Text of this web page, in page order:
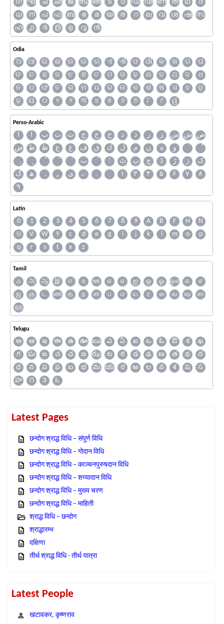
ഗ
ഘ ച ഛ ജ ഝ ഞ ട ഠ ഡ ഢ ണ ത ഥ
ദ
ധ
ന പ ഫ ബ ഭ മ യ ര റ ല വ ശ ഷ
സ
ഹ
൧ ൪ ൫ ൭ ൮ ൯
Odia
ଅ ଆ ଇ ଈ ଉ ଊ ଋ ଏ ଐ ଓ ଔ କ ଖ ଗ
ଘ
ଙ
ଚ ଛ ଜ ଝ ଞ ଟ ଠ ଡ ଢ ଣ ତ ଥ ଦ
ଧ
ନ
ପ ଫ ବ ଭ ମ ଯ ର ଲ ଳ ଶ ଷ ସ ହ
ଡ଼
ଢ଼
ୟ ୦ ୧ ୨ ୩ ୪ ୫ ୬ ୭ ୮ ୯ ୱ
Perso-Arabic
آ ا ب ت ث ج ح خ د ذ ر ز س ش ص
ض
ط ظ ع غ ف ق ك ل م ن ه
و
ٮ
ٲ ٹ پ چ ڈ ڑ ژ
ک
گ
ھ ہ ۄ ی ے ۔ ۱ ۳ ۴ ۵ ۶ ۷
۸
۹
Latin
0 1 2 3 4 5 6 7 8 9 A B F H
N
U
V W Y c d e g i j k l m o
p
q
r s t x z
Tamil
ஃ அ ஆ இ ஈ உ ஊ எ ஏ ஐ ஒ ஓ ஔ க
ச
ஜ
ஞ ட ண த ந ன ப ம ய ர ல வ ஷ
ஸ
ஹ
Telugu
అ ఆ ఇ ఈ ఉ ఊ ఋ ఎ ఏ ఐ ఒ ఓ ఔ క
ఖ
గ
ఘ ఙ చ ఛ జ ఝ ట ఠ డ ఢ ణ త థ
ద
ధ
న ప ఫ బ భ మ య ర ఱ ల వ శ ష
స
హ
౧ ౩ ౬
Latest Pages
छन्दोग श्राद्ध विधि – संपूर्ण विधि
छन्दोग श्राद्ध विधि – गोदान विधि
छन्दोग श्राद्ध विधि – काञ्चनपुरुषदान विधि
छन्दोग श्राद्ध विधि – शय्यादान विधि
छन्दोग श्राद्ध विधि – मुख्य चरण
छन्दोग श्राद्ध विधि – माहिती
श्राद्ध विधि – छन्दोग
श्राद्धारम्भ
दक्षिणा
तीर्थ श्राद्ध विधि - तीर्थ यात्रा
Latest People
खटावकर, कृष्णराव